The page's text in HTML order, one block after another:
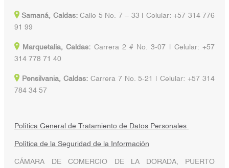
Samaná, Caldas:Calle 5 No. 7 – 33 | Celular: +57 314 776
91 99
Marquetalia, Caldas: Carrera 2 # No. 3-07 | Celular: +57
314 778 71 40
Pensilvania, Caldas:Carrera 7 No. 5-21 | Celular: +57 314
784 34 57
Política General de Tratamiento de Datos Personales
Política de la Seguridad de la Información
CÁMARA DE COMERCIO DE LA DORADA, PUERTO